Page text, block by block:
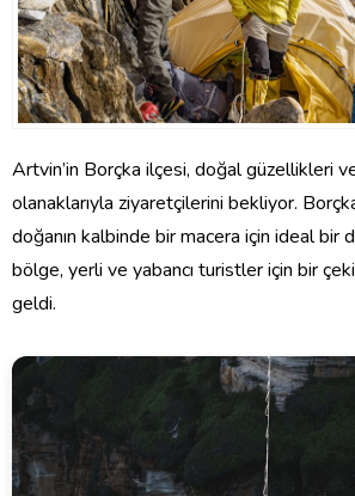
Artvin’in Borçka ilçesi, doğal güzellikleri
olanaklarıyla ziyaretçilerini bekliyor.
doğanın kalbinde bir macera için ideal bir
bölge, yerli ve yabancı turistler için bir
geldi.